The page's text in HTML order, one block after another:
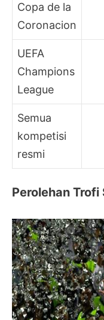
Copa de la
Coronacion
UEFA
Champions
League
Semua
kompetisi
resmi
Perolehan Trofi